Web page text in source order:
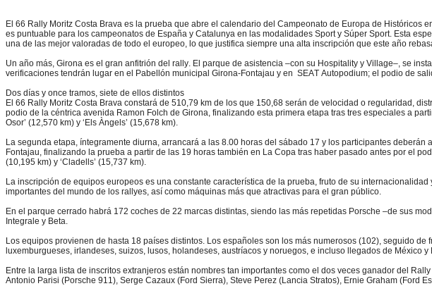
El 66 Rally Moritz Costa Brava es la prueba que abre el calendario del Campeonato de Europa de
es puntuable para los campeonatos de España y Catalunya en las modalidades Sport y Súper Sport. Esta
una de las mejor valoradas de todo el europeo, lo que justifica siempre una alta inscripción que este año
Un año más, Girona es el gran anfitrión del rally. El parque de asistencia –con su Hospitality y Village–, se
verificaciones tendrán lugar en el Pabellón municipal Girona-Fontajau y en SEAT Autopodium; el podio de
Dos días y once tramos, siete de ellos distintos
El 66 Rally Moritz Costa Brava constará de 510,79 km de los que 150,68 serán de velocidad o regularidad,
podio de la céntrica avenida Ramon Folch de Girona, finalizando esta primera etapa tras tres especiales a
Osor’ (12,570 km) y ‘Els Àngels’ (15,678 km).
La segunda etapa, íntegramente diurna, arrancará a las 8.00 horas del sábado 17 y los participantes
Fontajau, finalizando la prueba a partir de las 19 horas también en La Copa tras haber pasado antes por el
(10,195 km) y ‘Cladells’ (15,737 km).
La inscripción de equipos europeos es una constante característica de la prueba, fruto de su
importantes del mundo de los rallyes, así como máquinas más que atractivas para el gran público.
En el parque cerrado habrá 172 coches de 22 marcas distintas, siendo las más repetidas Porsche –de sus
Integrale y Beta.
Los equipos provienen de hasta 18 países distintos. Los españoles son los más numerosos (102), seguido
luxemburgueses, irlandeses, suizos, lusos, holandeses, austríacos y noruegos, e incluso llegados de México y
Entre la larga lista de inscritos extranjeros están nombres tan importantes como el dos veces ganador del
Antonio Parisi (Porsche 911), Serge Cazaux (Ford Sierra), Steve Perez (Lancia Stratos), Ernie Graham (Ford